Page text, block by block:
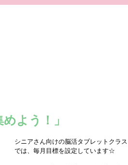
よう！」
シニアさん向けの脳活タブレットクラス
では、毎月目標を設定しています☆